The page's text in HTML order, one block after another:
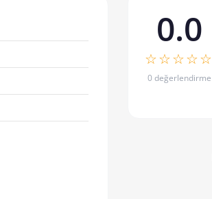
0.0
☆☆☆☆☆
0 değerlendirme